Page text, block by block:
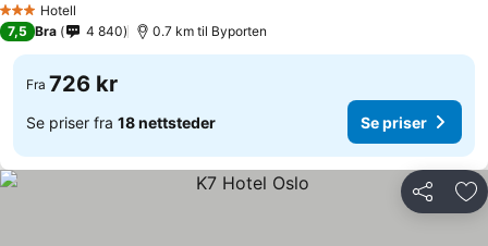
3 StjernerHotell
7,5 Bra 4 840 0.7 km til Byporten
Fra 726 kr
Se priser fra 18 nettsteder Se priser
Del